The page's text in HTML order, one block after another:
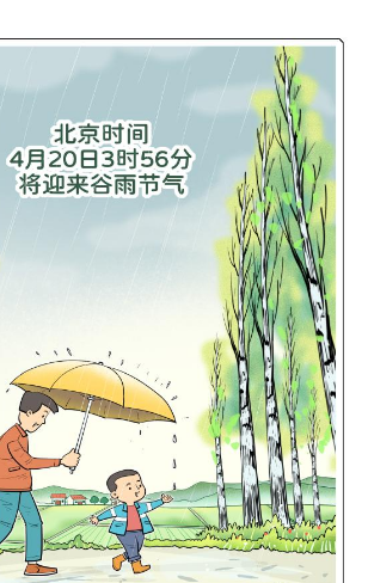
量子 体育
健康 军事
视频 图片 政务
中央文件 金融 汽车
数字经济
溯源中国
旅游 会展
娱乐 时尚 悦读
一带一路 亚太网 上市公司